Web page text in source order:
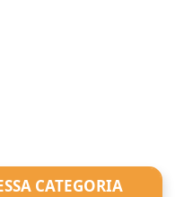
CATEGORIA